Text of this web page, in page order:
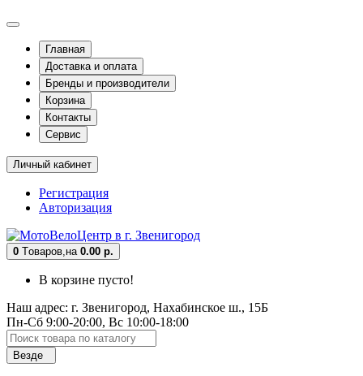
Главная
Доставка и оплата
Бренды и производители
Корзина
Контакты
Сервис
Личный кабинет
Регистрация
Авторизация
0 Tоваров,на 0.00 р.
В корзине пусто!
Наш адрес: г. Звенигород, Нахабинское ш., 15Б
Пн-Сб 9:00-20:00, Вс 10:00-18:00
Везде